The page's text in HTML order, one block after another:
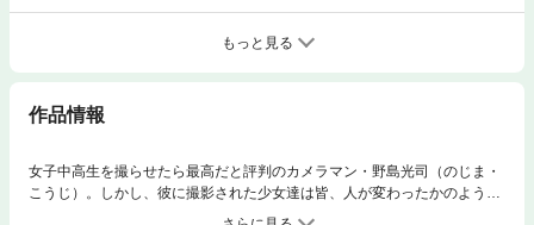
もっと見る
作品情報
女子中高生を撮らせたら最高だと評判のカメラマン・野島光司（のじま・
こうじ）。しかし、彼に撮影された少女達は皆、人が変わったかのように
無気力になっていた。呪われたカメラのお祓いを依頼された熊野真宮の宮